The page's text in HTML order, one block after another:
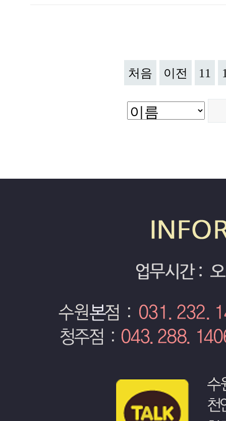
처음 이전 11